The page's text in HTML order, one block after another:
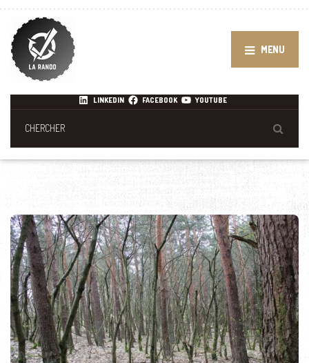
MENU
LINKEDIN FACEBOOK YOUTUBE